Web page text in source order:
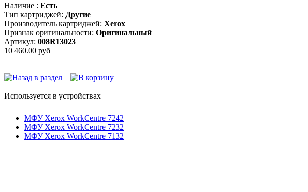
Наличие : Есть
Тип картриджей: Другие
Производитель картриджей: Xerox
Признак оригинальности: Оригинальный
Артикул: 008R13023
10 460.00 руб
Используется в устройствах
МФУ Xerox WorkCentre 7242
МФУ Xerox WorkCentre 7232
МФУ Xerox WorkCentre 7132